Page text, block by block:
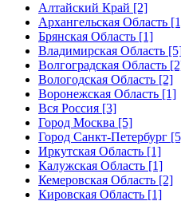
Алтайский Край [2]
Архангельская Область
Брянская Область [1]
Владимирская Область
Волгоградская Область
Вологодская Область [2]
Воронежская Область [1]
Вся Россия [3]
Город Москва [5]
Город Санкт-Петербург
Иркутская Область [1]
Калужская Область [1]
Кемеровская Область [2]
Кировская Область [1]